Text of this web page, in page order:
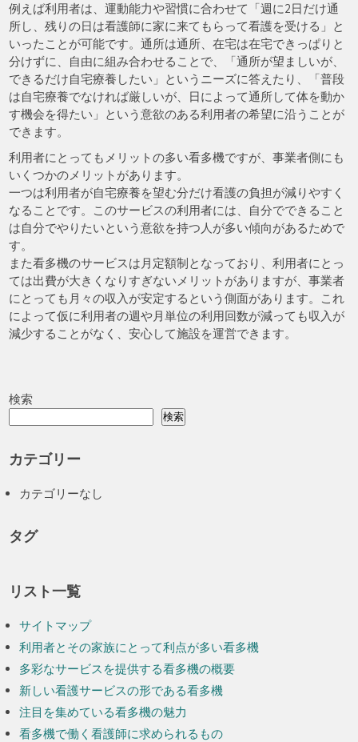
例えば利用者は、運動能力や習慣に合わせて「週に2日だけ通
所し、残りの日は看護師に家に来てもらって看護を受ける」と
いったことが可能です。通所は通所、在宅は在宅できっぱりと
分けずに、自由に組み合わせることで、「通所が望ましいが、
できるだけ自宅療養したい」というニーズに答えたり、「普段
は自宅療養でなければ厳しいが、日によって通所して体を動か
す機会を得たい」という意欲のある利用者の希望に沿うことが
できます。
利用者にとってもメリットの多い看多機ですが、事業者側にも
いくつかのメリットがあります。
一つは利用者が自宅療養を望む分だけ看護の負担が減りやすく
なることです。このサービスの利用者には、自分でできること
は自分でやりたいという意欲を持つ人が多い傾向があるためで
す。
また看多機のサービスは月定額制となっており、利用者にとっ
ては出費が大きくなりすぎないメリットがありますが、事業者
にとっても月々の収入が安定するという側面があります。これ
によって仮に利用者の週や月単位の利用回数が減っても収入が
減少することがなく、安心して施設を運営できます。
検索
検索
カテゴリー
カテゴリーなし
タグ
リスト一覧
サイトマップ
利用者とその家族にとって利点が多い看多機
多彩なサービスを提供する看多機の概要
新しい看護サービスの形である看多機
注目を集めている看多機の魅力
看多機で働く看護師に求められるもの